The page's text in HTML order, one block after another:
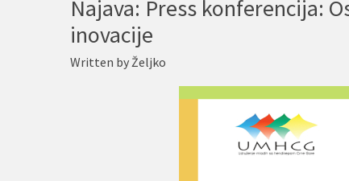
Najava: Press konferencija:
inovacije
Written byŽeljko